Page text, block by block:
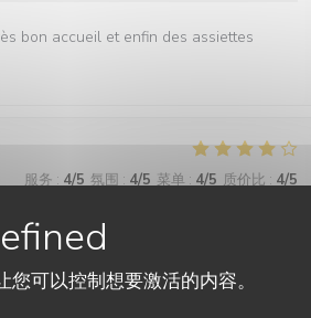
可以控制想要激活的内容。
bon accueil et enfin des assiettes
服务 : 4/5 氛围 : 4/5 菜单 : 4/5 质价比 : 4/5
服务 : 5/5 氛围: 5 /5 菜单: 5 /5 质价比